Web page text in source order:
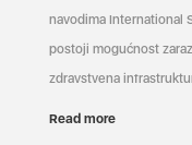
navodima International
postoji mogućnost
zdravstvena
Read more